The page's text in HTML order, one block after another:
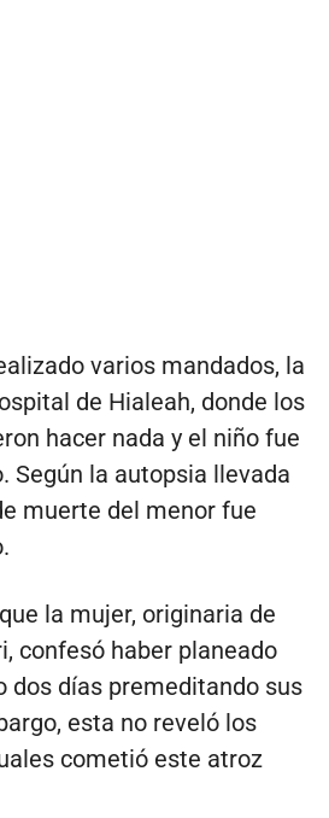
varios mandados, la
de Hialeah, donde los
hacer nada y el niño fue
Según la autopsia llevada
muerte del menor fue
la mujer, originaria de
confesó haber planeado
dos días premeditando sus
esta no reveló los
cometió este atroz